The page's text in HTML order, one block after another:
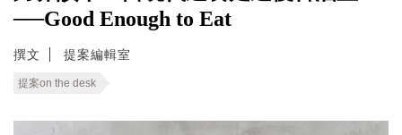
──Good Enough to Eat
撰文 提案編輯室
提案on the desk